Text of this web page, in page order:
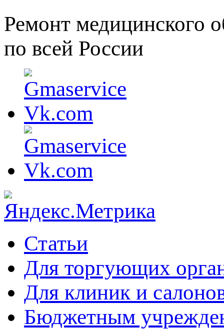
Ремонт медицинского
по всей России
Статьи
Для торгующих
Для клиник и
Бюджетным